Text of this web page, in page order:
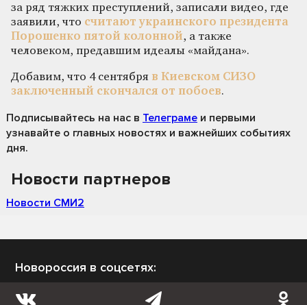
за ряд тяжких преступлений, записали видео, где
заявили, что считают украинского президента
Порошенко пятой колонной, а также
человеком, предавшим идеалы «майдана».
Добавим, что 4 сентября в Киевском СИЗО
заключенный скончался от побоев.
Подписывайтесь на нас в Телеграме и первыми
узнавайте о главных новостях и важнейших событиях
дня.
Новости партнеров
Новости СМИ2
Новороссия в соцсетях: